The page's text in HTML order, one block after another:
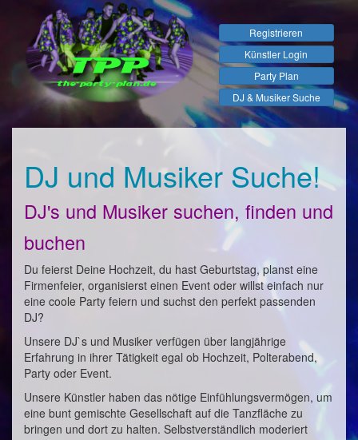
Registrieren
Künstler Login
Party Plan
DJ & Musiker Suche
DJ und Musiker Suche!
DJ's und Musiker suchen, finden und
buchen
Du feierst Deine Hochzeit, du hast Geburtstag, planst eine
Firmenfeier, organisierst einen Event oder willst einfach nur
eine coole Party feiern und suchst den perfekt passenden
DJ?
Unsere DJ`s und Musiker verfügen über langjährige
Erfahrung in ihrer Tätigkeit egal ob Hochzeit, Polterabend,
Party oder Event.
Unsere Künstler haben das nötige Einfühlungsvermögen, um
eine bunt gemischte Gesellschaft auf die Tanzfläche zu
bringen und dort zu halten. Selbstverständlich moderiert